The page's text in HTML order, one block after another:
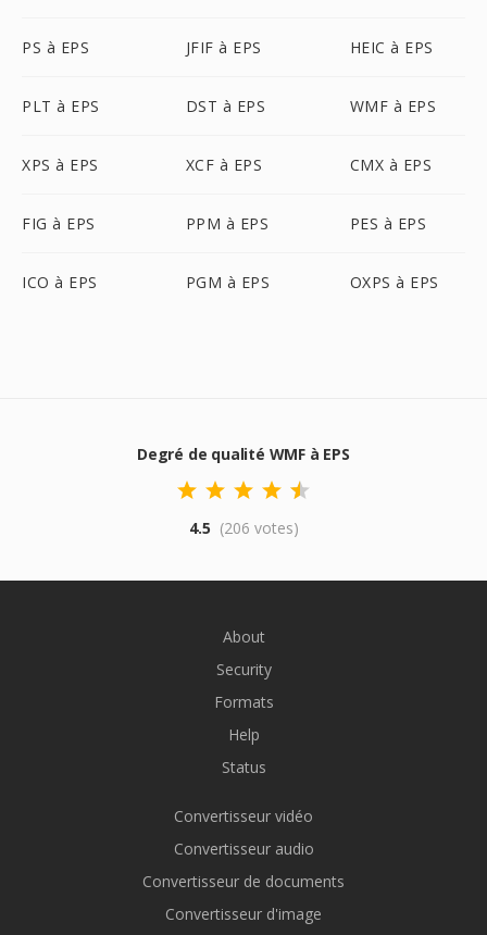
PS à EPS JFIF à EPS HEIC à EPS
PLT à EPS DST à EPS WMF à EPS
XPS à EPS XCF à EPS CMX à EPS
FIG à EPS PPM à EPS PES à EPS
ICO à EPS PGM à EPS OXPS à EPS
Degré de qualité WMF à EPS
4.5 (206 votes)
About
Security
Formats
Help
Status
Convertisseur vidéo
Convertisseur audio
Convertisseur de documents
Convertisseur d'image